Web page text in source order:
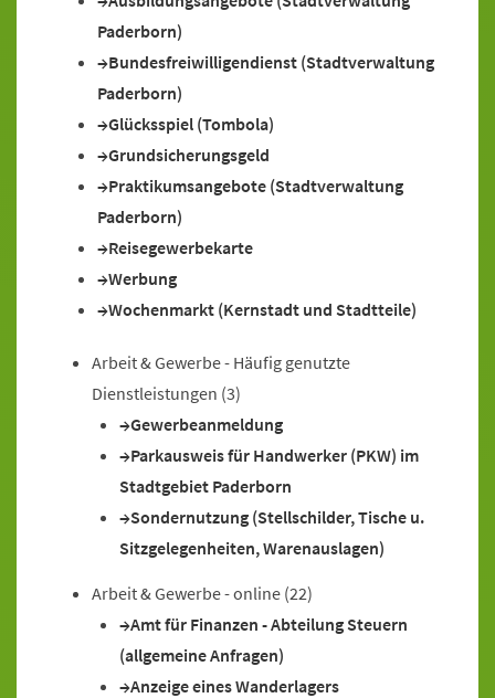
Paderborn)
Bundesfreiwilligendienst (Stadtverwaltung
Paderborn)
Glücksspiel (Tombola)
Grundsicherungsgeld
Praktikumsangebote (Stadtverwaltung
Paderborn)
Reisegewerbekarte
Werbung
Wochenmarkt (Kernstadt und Stadtteile)
Arbeit & Gewerbe - Häufig genutzte
Dienstleistungen (3)
Gewerbeanmeldung
Parkausweis für Handwerker (PKW) im
Stadtgebiet Paderborn
Sondernutzung (Stellschilder, Tische u.
Sitzgelegenheiten, Warenauslagen)
Arbeit & Gewerbe - online (22)
Amt für Finanzen - Abteilung Steuern
(allgemeine Anfragen)
Anzeige eines Wanderlagers